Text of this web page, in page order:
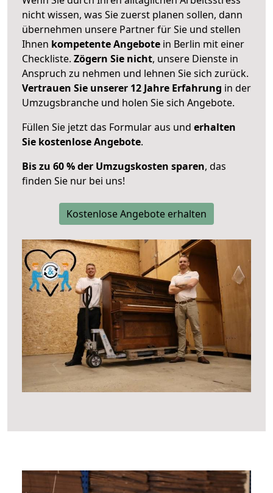
nicht wissen, was Sie zuerst planen sollen, dann
übernehmen unsere Partner für Sie und stellen
Ihnen kompetente Angebote in Berlin mit einer
Checkliste. Zögern Sie nicht, unsere Dienste in
Anspruch zu nehmen und lehnen Sie sich zurück.
Vertrauen Sie unserer 12 Jahre Erfahrung in der
Umzugsbranche und holen Sie sich Angebote.
Füllen Sie jetzt das Formular aus und erhalten
Sie kostenlose Angebote.
Bis zu 60 % der Umzugskosten sparen, das
finden Sie nur bei uns!
Kostenlose Angebote erhalten